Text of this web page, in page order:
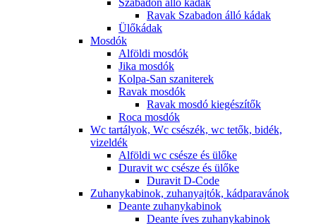
Szabadon álló kádak
Ravak Szabadon álló kádak
Ülőkádak
Mosdók
Alföldi mosdók
Jika mosdók
Kolpa-San szaniterek
Ravak mosdók
Ravak mosdó kiegészítők
Roca mosdók
Wc tartályok, Wc csészék, wc tetők, bidék,
vizeldék
Alföldi wc csésze és ülőke
Duravit wc csésze és ülőke
Duravit D-Code
Zuhanykabinok, zuhanyajtók, kádparavánok
Deante zuhanykabinok
Deante íves zuhanykabinok